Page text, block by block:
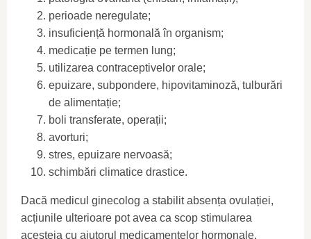
perioade neregulate;
insuficiență hormonală în organism;
medicație pe termen lung;
utilizarea contraceptivelor orale;
epuizare, subpondere, hipovitaminoză, tulburări
de alimentație;
boli transferate, operații;
avorturi;
stres, epuizare nervoasă;
schimbări climatice drastice.
Dacă medicul ginecolog a stabilit absența ovulației,
acțiunile ulterioare pot avea ca scop stimularea
acesteia cu ajutorul medicamentelor hormonale.